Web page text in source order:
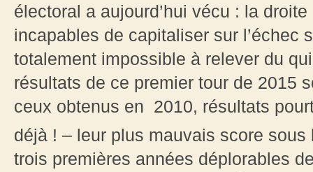
électoral a aujourd’hui vécu : la
incapables de capitaliser sur l’échec
totalement impossible à relever du
résultats de ce premier tour de 2015
ceux obtenus en 2010, résultats
déjà ! – leur plus mauvais score sous
trois premières années déplorables